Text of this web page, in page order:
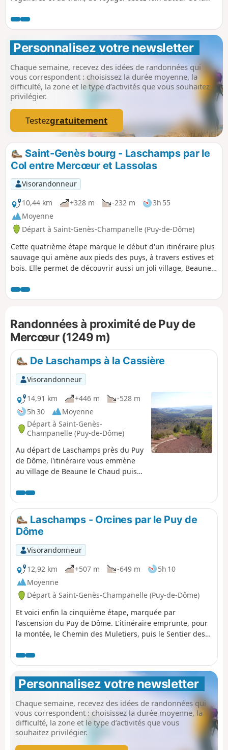
étape commence au niveau d'un arrêt de bus ou de TAD, et
se termine de même. Entre les deux, les itinéraires
permettent de découvrir des villages de la ceintures verte
de la métropole et du pied du Puy de Dôme : le patrimoine
bâti de leurs vieux bourgs vignerons ou montagnards, de
leurs stations thermales, leurs environnements naturels et
quelques curiosités géologiques. Les premières étapes
suivent le cours de l'Artière, et les dernières le cours de la
Tiretaine, deux jolies petites rivières, affluentes de l'Allier,
qui naissent aux pieds des puys.Voir "Infos pratiques" pour
une variante en 4 étapes avec hébergement
Personnalisez votre newsletter
Chaque semaine, recevez des idées de randonnées qui
vous correspondent : choisissez la durée moyenne, la
difficulté, la zone et le type d’activités que vous souhaitez
privilégier.
Testezgratuitement
Saint-Genès bourg - Laschamps par le
Col entre Mercœur et Lassolas
Visorandonneur
10,44 km
+328 m -232 m
3h 55
Moyenne
Départ à Saint-Genès-Champanelle (Puy-de-Dôme)
Cette quatrième étape marque le début d'un itinéraire plus
sauvage qui amène aux pieds des puys, à travers estives et
bois. Elle permet de découvrir aussi un joli village, Beaune
traditionnel.
Randonnées à proximité de Puy de
Mercœur (1249 m)
De Laschamps à la Cassière
Visorandonneur
14,91 km
+446 m
-528 m
5h 30
Moyenne
Départ à Saint-Genès-
Champanelle (Puy-de-Dôme)
Au départ de Laschamps près du Puy
de Dôme, l'itinéraire vous emmène
au village de Beaune le Chaud puis
grimper sur les Puy de Lassolas et de
la Vache avec un magnifique
panorama, pour ensuite rejoindre la
Cassière et son lac. Attention : Accès
aux sommets des Puys de la Vache et
Lassolas fermé pour travaux entre le
printemps 2026 et début 2028.
Attention : le parking de Montlosier
est fermé pour travaux entre aout
2025 et courant 2027.
Laschamps - Orcines par le Puy de
Dôme
Visorandonneur
12,92 km
+507 m -649 m
5h 10
Moyenne
Départ à Saint-Genès-Champanelle (Puy-de-Dôme)
Et voici enfin la cinquième étape, marquée par
l'ascension du Puy de Dôme. L'itinéraire emprunte, pour
la montée, le Chemin des Muletiers, puis le Sentier des
panorama, bien sûr, depuis le point culminant de cette
étape, sur la métropole clermontoise, l'enfilade des puys
de la Chaînes, les Combrailles, la Plateau des Dôme et le
Massif du Sancy.
Personnalisez votre newsletter
Chaque semaine, recevez des idées de randonnées qui
vous correspondent : choisissez la durée moyenne, la
difficulté, la zone et le type d’activités que vous
souhaitez privilégier.